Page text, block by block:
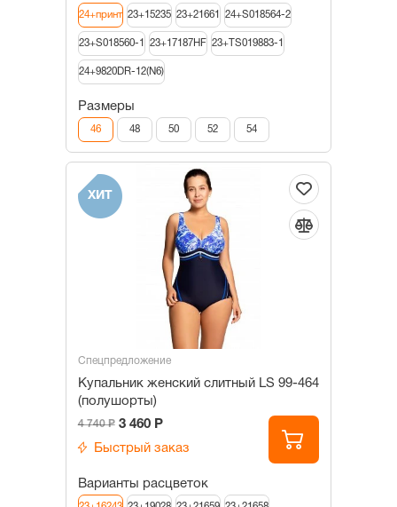
24+принт 23+15235 23+21661 24+S018564-2
23+S018560-1 23+17187HF 23+TS019883-1
24+9820DR-12(N6)
Размеры
46 48 50 52 54
ХИТ
Спецпредложение
Купальник женский слитный LS 99-464
(полушорты)
4 740 Р 3 460 Р
Быстрый заказ
Варианты расцветок